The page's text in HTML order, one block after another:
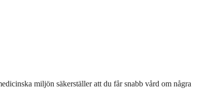
miljön säkerställer att du får snabb vård om några